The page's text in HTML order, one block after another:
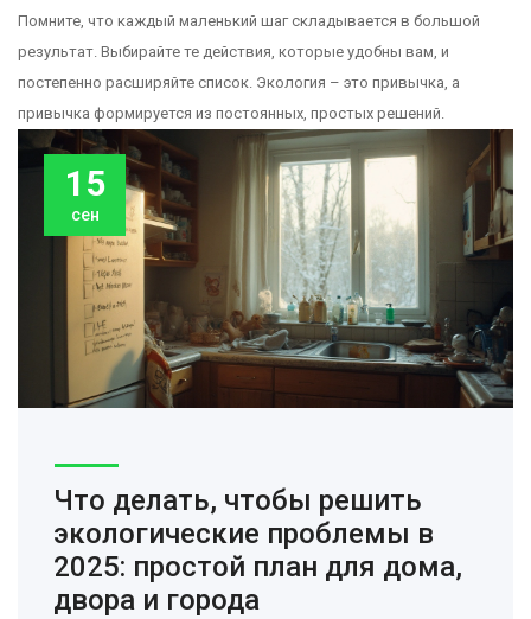
Помните, что каждый маленький шаг складывается в большой
результат. Выбирайте те действия, которые удобны вам, и
постепенно расширяйте список. Экология – это привычка, а
привычка формируется из постоянных, простых решений.
15
сен
Что делать, чтобы решить
экологические проблемы в
2025: простой план для дома,
двора и города